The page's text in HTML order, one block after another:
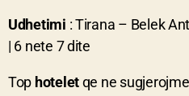
Udhetimi : Tirana – Belek
| 6 nete 7 dite
Top hoteletqe ne